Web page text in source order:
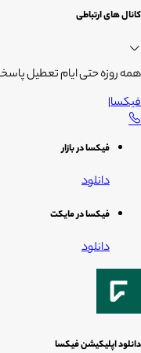
کانال های ارتباطی
همه روزه حتی ایام تعطیل
فیکسا|
فیکسا در بازار
دانلود
فیکسا در مایکت
دانلود
دانلود اپلیکیشن فیکسا